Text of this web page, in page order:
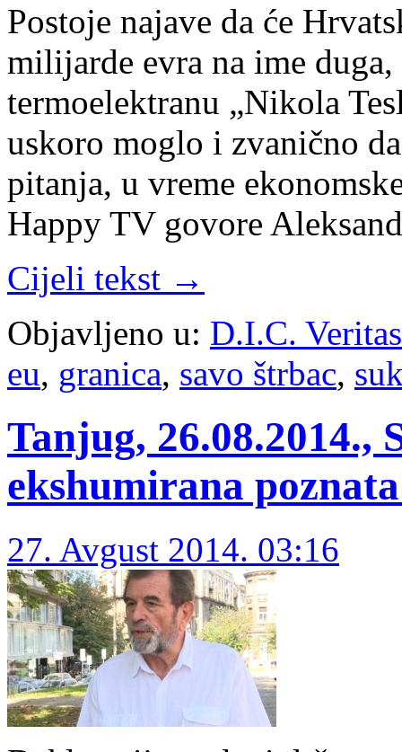
Postoje najave da će
milijarde evra na ime
termoelektranu „Nikola
uskoro moglo i zvanično
pitanja, u vreme
Happy TV govore
Cijeli tekst →
Objavljeno u: D.I.C.
eu, granica, savo štrbac,
Tanjug, 26.08.2014.,
ekshumirana
27. Avgust 2014. 03:16